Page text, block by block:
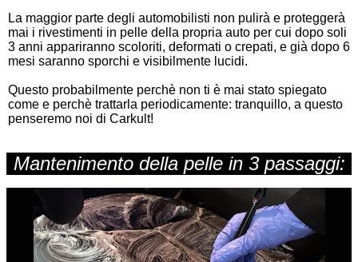
La maggior parte degli automobilisti non pulirà e proteggerà
mai i rivestimenti in pelle della propria auto per cui dopo soli
3 anni appariranno scoloriti, deformati o crepati, e già dopo 6
mesi saranno sporchi e visibilmente lucidi.
Questo probabilmente perchè non ti è mai stato spiegato
come e perchè trattarla periodicamente: tranquillo, a questo
penseremo noi di Carkult!
Mantenimento della pelle in 3 passaggi: